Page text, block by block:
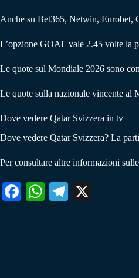
Anche su Bet365, Netwin, Eurobet,
L’opzione GOAL vale 2.45 volte la
Le quote sul Mondiale 2026 sono
Le quote sulla nazionale vincente al
Dove vedere Qatar Svizzera in tv
Dove vedere Qatar Svizzera? La
Per consultare altre informazioni sulle
Fa W
pp
Te
m